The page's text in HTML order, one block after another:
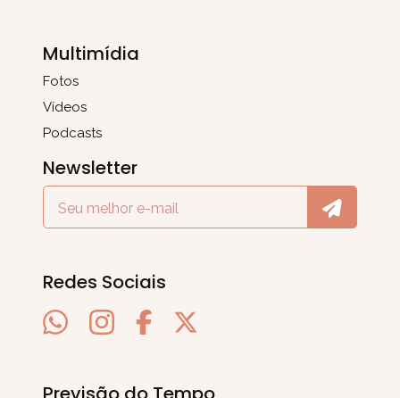
Multimídia
Fotos
Vídeos
Podcasts
Newsletter
Redes Sociais